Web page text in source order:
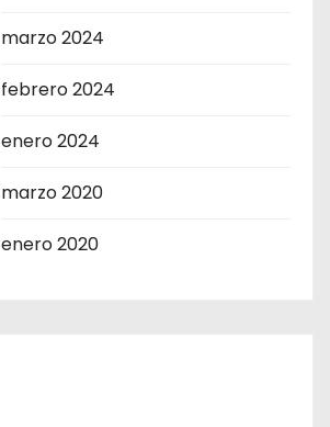
marzo 2024
febrero 2024
enero 2024
marzo 2020
enero 2020